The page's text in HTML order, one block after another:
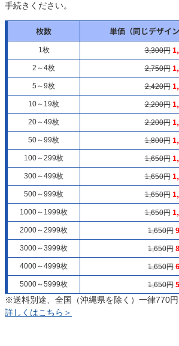
手続きください。
枚数 単価（同じデザイ
1枚 3,300円
2～4枚 2,750円
5～9枚 2,420円
10～19枚 2,200円
20～49枚 2,200円
50～99枚 1,800円
100～299枚 1,650円
300～499枚 1,650円
500～999枚 1,650円
1000～1999枚 1,650円
2000～2999枚 1,650円
3000～3999枚 1,650円
4000～4999枚 1,650円
5000～5999枚 1,650円
※送料別途、全国（沖縄県を除く）一律770円
詳しくはこちら＞